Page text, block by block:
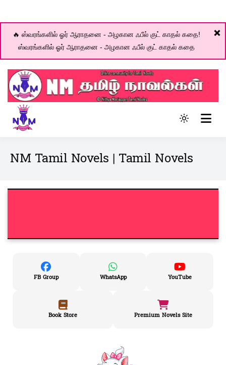
❌
🔥 ஸ்வரங்களில் ஓர் ஆராதனை - அழகான ஃபீல் குட் காதல் கதை!
ஸ்வரங்களில் ஓர் ஆராதனை - அழகான ஃபீல் குட் காதல் கதை
Skip
content
Light
to
to
NM Tamil Novels | Tamil Novels
FB Group WhatsApp YouTube
Book Store Premium Novels Site